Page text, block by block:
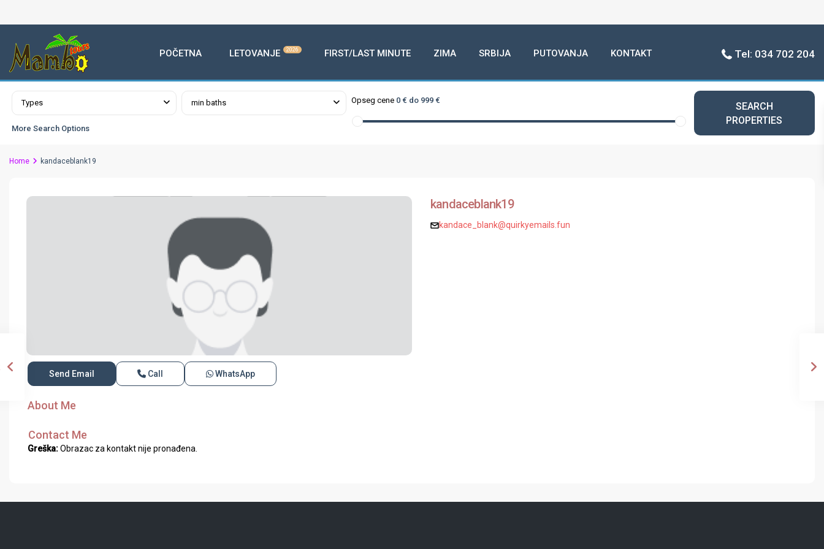
POČETNA LETOVANJE 2026 FIRST/LAST MINUTE ZIMA SRBIJA PUTOVANJA KONTAKT Tel: 034 702 204
Advanced Search
Types min baths Opseg cene 0 € do 999 €
More Search Options
SEARCH
PROPERTIES
Home kandaceblank19
kandaceblank19
kandace_blank@quirkyemails.fun
Send Email Call WhatsApp
About Me
Contact Me
Greška:Obrazac za kontakt nije pronađena.